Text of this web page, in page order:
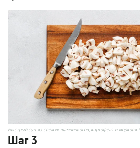
Быстрый суп из свежих шампиньонов, картофеля и моркови
Шаг 3